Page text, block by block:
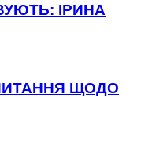
ІРИНА
ЩОДО